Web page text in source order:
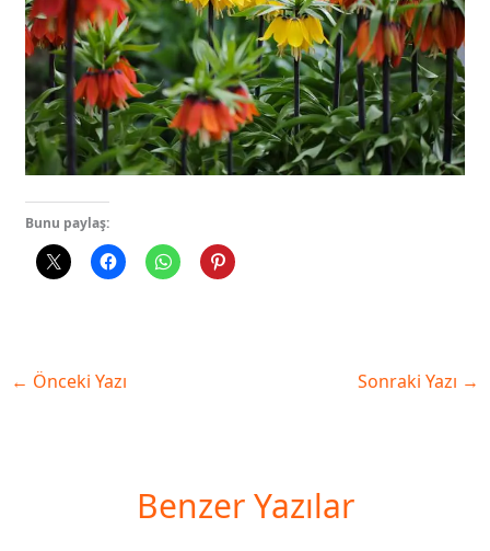
Bunu paylaş:
← Önceki Yazı Sonraki Yazı →
Benzer Yazılar